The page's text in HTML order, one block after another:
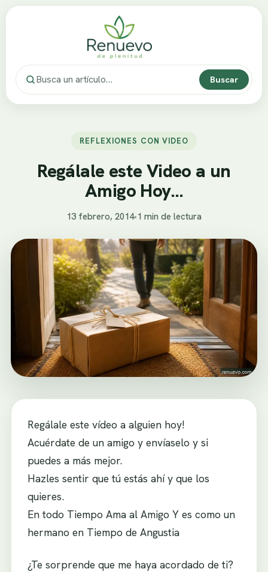
Buscar
REFLEXIONES CON VIDEO
Regálale este Video a un
Amigo Hoy…
13 febrero, 2014•1 min de lectura
Regálale este vídeo a alguien hoy!
Acuérdate de un amigo y envíaselo y si
puedes a más mejor.
Hazles sentir que tú estás ahí y que los
quieres.
En todo Tiempo Ama al Amigo Y es como un
hermano en Tiempo de Angustia
¿Te sorprende que me haya acordado de ti?